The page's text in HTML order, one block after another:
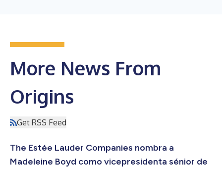
More News From
Origins
Get RSS Feed
The Estée Lauder Companies nombra a
Madeleine Boyd como vicepresidenta sénior de